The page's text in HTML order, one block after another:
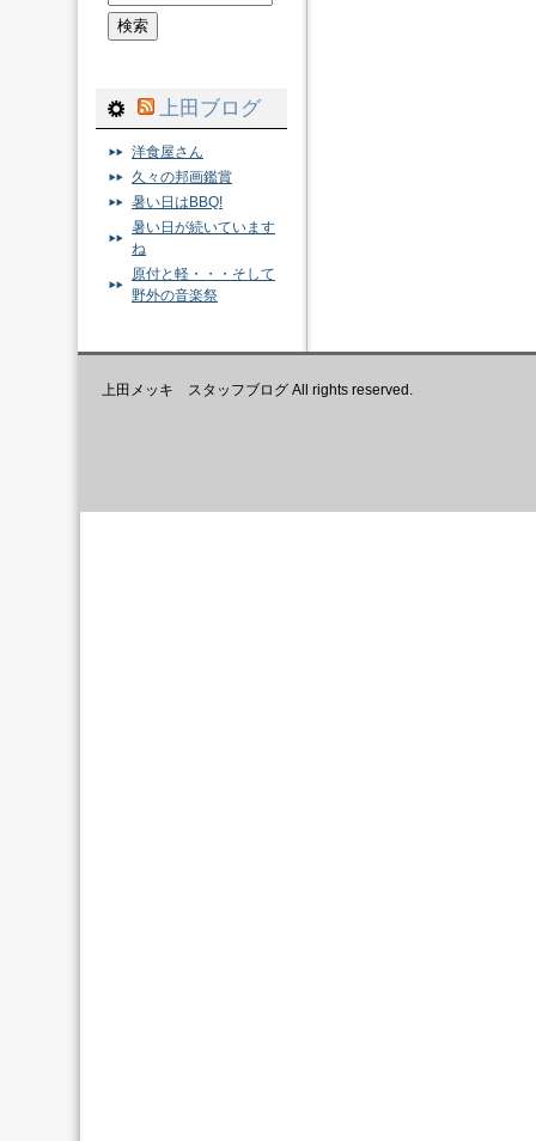
上田ブログ
洋食屋さん
久々の邦画鑑賞
暑い日はBBQ!
暑い日が続いています
ね
原付と軽・・・そして
野外の音楽祭
上田メッキ スタッフブログ All rights reserved.